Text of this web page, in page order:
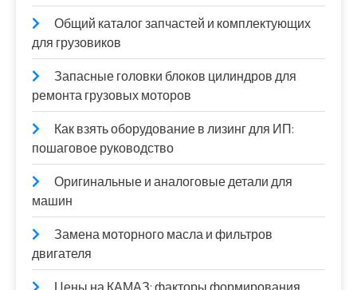
Общий каталог запчастей и комплектующих
для грузовиков
Запасные головки блоков цилиндров для
ремонта грузовых моторов
Как взять оборудование в лизинг для ИП:
пошаговое руководство
Оригинальные и аналоговые детали для
машин
Замена моторного масла и фильтров
двигателя